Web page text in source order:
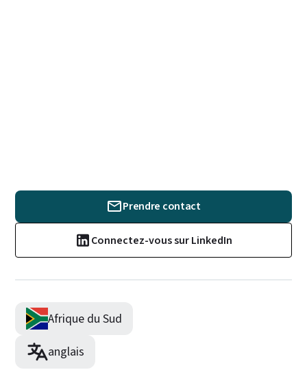
Prendre contact
Connectez-vous sur LinkedIn
Afrique du Sud
anglais